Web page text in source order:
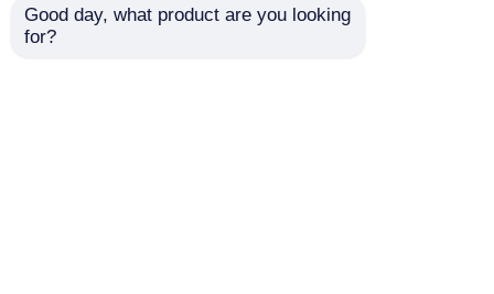
Najlepsza cena Najlepsza cena
Good day, what product are you looking
for?